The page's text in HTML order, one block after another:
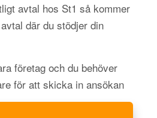
avtal hos St1 så kommer
där du stödjer din
företag och du behöver
för att skicka in ansökan